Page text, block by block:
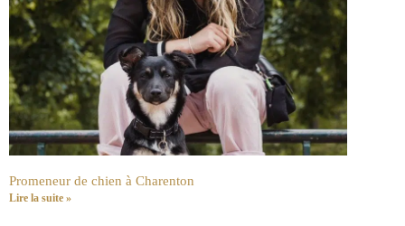
Promeneur de chien à Charenton
Lire la suite »